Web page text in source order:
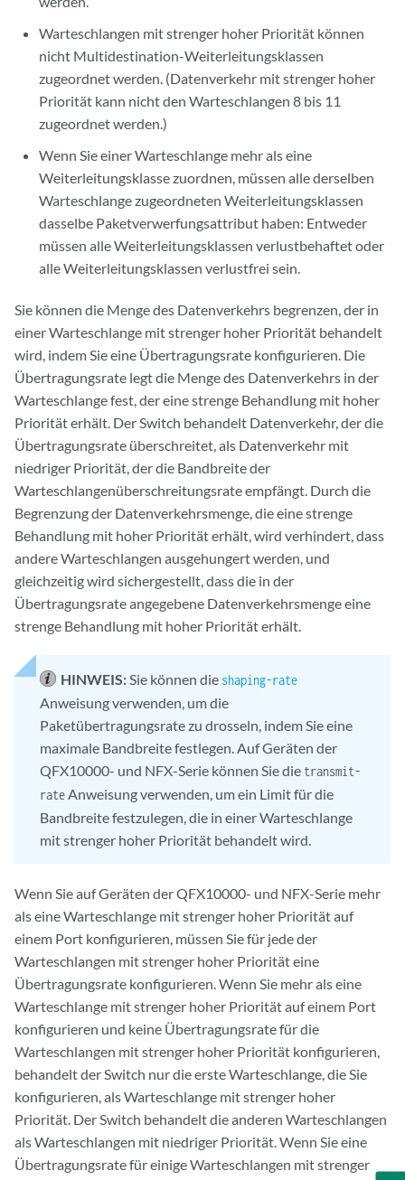
Warteschlangen mit strenger hoher Priorität können
nicht Multidestination-Weiterleitungsklassen
zugeordnet werden. (Datenverkehr mit strenger hoher
Priorität kann nicht den Warteschlangen 8 bis 11
zugeordnet werden.)
Wenn Sie einer Warteschlange mehr als eine
Weiterleitungsklasse zuordnen, müssen alle derselben
Warteschlange zugeordneten Weiterleitungsklassen
dasselbe Paketverwerfungsattribut haben: Entweder
müssen alle Weiterleitungsklassen verlustbehaftet oder
alle Weiterleitungsklassen verlustfrei sein.
Sie können die Menge des Datenverkehrs begrenzen, der in
einer Warteschlange mit strenger hoher Priorität behandelt
wird, indem Sie eine Übertragungsrate konfigurieren. Die
Übertragungsrate legt die Menge des Datenverkehrs in der
Warteschlange fest, der eine strenge Behandlung mit hoher
Priorität erhält. Der Switch behandelt Datenverkehr, der die
Übertragungsrate überschreitet, als Datenverkehr mit
niedriger Priorität, der die Bandbreite der
Warteschlangenüberschreitungsrate empfängt. Durch die
Begrenzung der Datenverkehrsmenge, die eine strenge
Behandlung mit hoher Priorität erhält, wird verhindert, dass
andere Warteschlangen ausgehungert werden, und
gleichzeitig wird sichergestellt, dass die in der
Übertragungsrate angegebene Datenverkehrsmenge eine
strenge Behandlung mit hoher Priorität erhält.
HINWEIS:Sie können die shaping-rate
Anweisung verwenden, um die
Paketübertragungsrate zu drosseln, indem Sie eine
maximale Bandbreite festlegen. Auf Geräten der
QFX10000- und NFX-Serie können Sie die transmit-
rateAnweisung verwenden, um ein Limit für die
Bandbreite festzulegen, die in einer Warteschlange
mit strenger hoher Priorität behandelt wird.
Wenn Sie auf Geräten der QFX10000- und NFX-Serie mehr
als eine Warteschlange mit strenger hoher Priorität auf
einem Port konfigurieren, müssen Sie für jede der
Warteschlangen mit strenger hoher Priorität eine
Übertragungsrate konfigurieren. Wenn Sie mehr als eine
Warteschlange mit strenger hoher Priorität auf einem Port
konfigurieren und keine Übertragungsrate für die
Warteschlangen mit strenger hoher Priorität konfigurieren,
behandelt der Switch nur die erste Warteschlange, die Sie
konfigurieren, als Warteschlange mit strenger hoher
Priorität. Der Switch behandelt die anderen Warteschlangen
als Warteschlangen mit niedriger Priorität. Wenn Sie eine
Übertragungsrate für einige Warteschlangen mit strenger